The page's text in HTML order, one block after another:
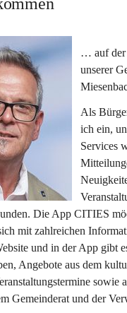
… auf der
unserer
Als
ich ein,
Services
Die App CITIES
mit zahlreichen
und in der App gibt
Angebote aus dem
sowie
Gemeinderat und der